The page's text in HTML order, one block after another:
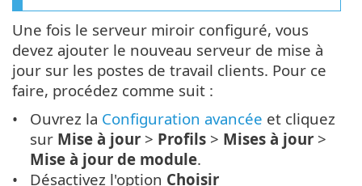
Une fois le serveur miroir configuré, vous
devez ajouter le nouveau serveur de mise à
jour sur les postes de travail clients. Pour ce
faire, procédez comme suit :
Ouvrez la Configuration avancée et cliquez
sur Mise à jour > Profils > Mises à jour >
Mise à jour de module.
Désactivez l'option Choisir